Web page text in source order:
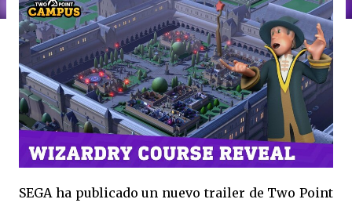
SEGA ha publicado un nuevo trailer de Two Point